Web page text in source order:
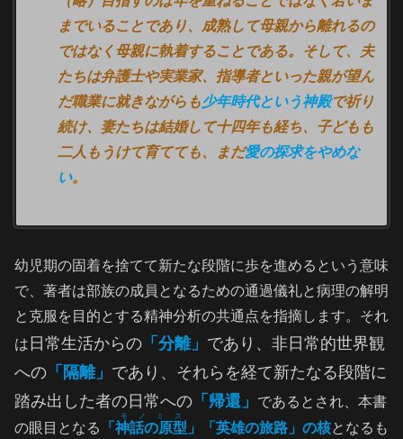
までいることであり、成熟して母親から離れるの
ではなく母親に執着することである。そして、夫
たちは弁護士や実業家、指導者といった親が望ん
だ職業に就きながらも少年時代という神殿で祈り
続け、妻たちは結婚して十四年も経ち、子どもも
二人もうけて育てても、まだ愛の探求をやめな
い。
幼児期の固着を捨てて新たな段階に歩を進めるという意味
で、著者は部族の成員となるための通過儀礼と病理の解明
と克服を目的とする精神分析の共通点を指摘します。それ
は 日常生活からの 「分離」 であり、非日常的世界観
への 「隔離」 であり、それらを経て新たなる段階に
踏み出した者の日常への 「帰還」
であるとされ、本書
の眼目となる
「 神話の原型
モノミス
」「英雄の旅路」の核となるも